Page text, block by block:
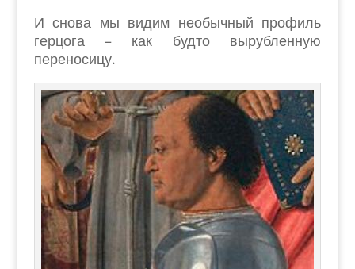
И снова мы видим необычный профиль
герцога – как будто вырубленную
переносицу.